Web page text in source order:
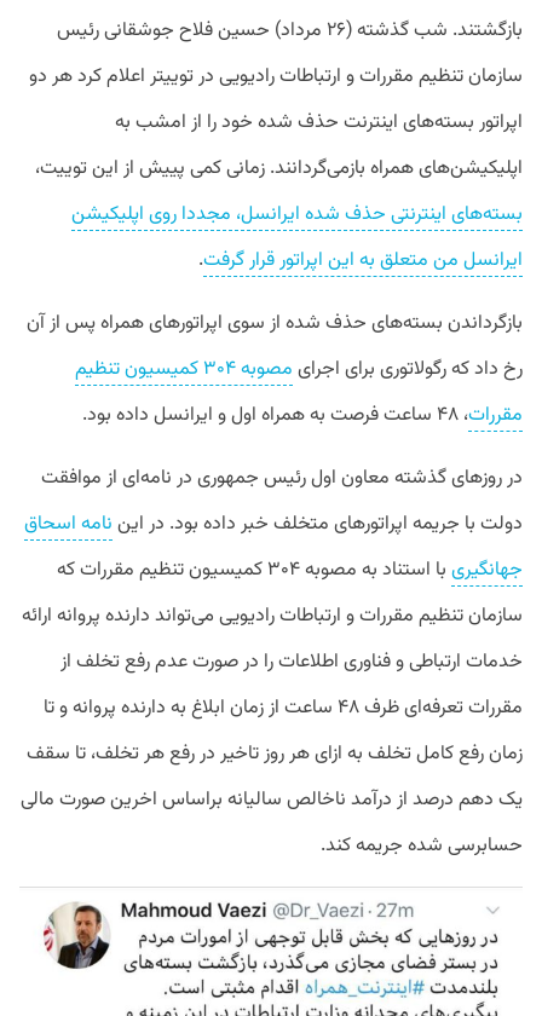
بازگشتند. شب گذشته (۲۶ مرداد) حسین فلاح جوشقانی رئیس
سازمان تنظیم مقررات و ارتباطات رادیویی در توییتر اعلام کرد هر دو
اپراتور بسته‌های اینترنت حذف شده خود را از امشب به
اپلیکیشن‌های همراه بازمی‌گردانند. زمانی کمی پییش از این توییت،
بسته‌های اینترنتی حذف شده ایرانسل، مجددا روی اپلیکیشن
ایرانسل من متعلق به این اپراتور قرار گرفت.
بازگرداندن بسته‌های حذف شده از سوی اپراتورهای همراه پس از آن
رخ داد که رگولاتوری برای اجرای
مصوبه ۳۰۴ کمیسیون تنظیم
مقررات، ۴۸ ساعت فرصت به همراه اول و ایرانسل داده بود.
در روزهای گذشته معاون اول رئیس جمهوری در نامه‌ای از موافقت
دولت با جریمه اپراتورهای متخلف خبر داده بود. در این نامه اسحاق
جهانگیری
با استناد به مصوبه ۳۰۴ کمیسیون تنظیم مقررات که
سازمان تنظیم مقررات و ارتباطات رادیویی می‌تواند دارنده پروانه ارائه
خدمات ارتباطی و فناوری اطلاعات را در صورت عدم رفع تخلف از
مقررات تعرفه‌ای ظرف ۴۸ ساعت از زمان ابلاغ به دارنده پروانه و تا
زمان رفع کامل تخلف به ازای هر روز تاخیر در رفع هر تخلف، تا سقف
یک دهم درصد از درآمد ناخالص سالیانه براساس اخرین صورت مالی
حسابرسی شده جریمه کند.